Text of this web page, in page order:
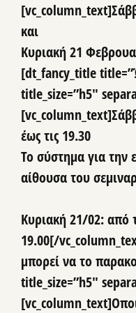
[vc_column_text]
και
Κυριακή 21
[dt_fancy_title
title_size=”h5″
[vc_column_text]
έως τις 19.30
Το σύστημα για την
αίθουσα του
Κυριακή 21/02: από
19.00[/
μπορεί να το
title_size=”h5″
[vc_column_text]